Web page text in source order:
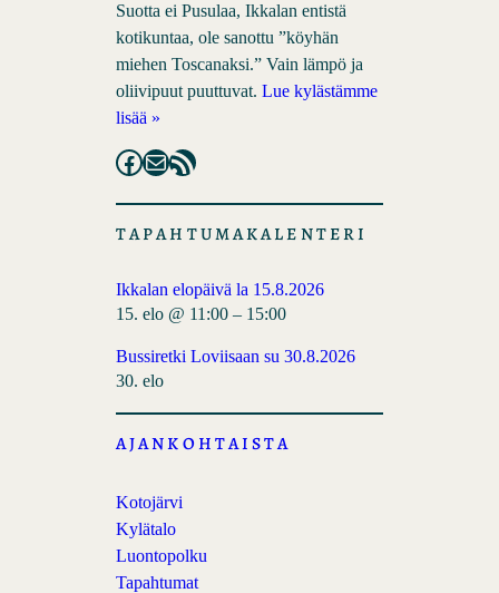
Suotta ei Pusulaa, Ikkalan entistä
kotikuntaa, ole sanottu ”köyhän
miehen Toscanaksi.” Vain lämpö ja
oliivipuut puuttuvat. Lue kylästämme
lisää »
Facebook Mail RSS Feed
TAPAHTUMAKALENTERI
Ikkalan elopäivä la 15.8.2026
15. elo @ 11:00 – 15:00
Bussiretki Loviisaan su 30.8.2026
30. elo
AJANKOHTAISTA
Kotojärvi
Kylätalo
Luontopolku
Tapahtumat